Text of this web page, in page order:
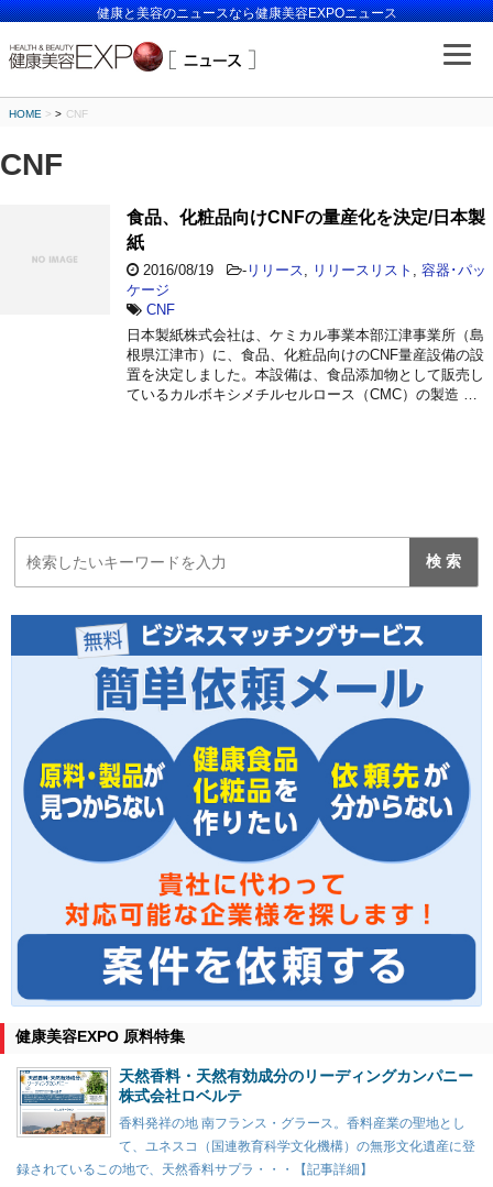
健康と美容のニュースなら健康美容EXPOニュース
HOME > CNF
CNF
食品、化粧品向けCNFの量産化を決定/日本製
紙
2016/08/19 - リリース リリースリスト
容器･パッ
ケージ
CNF
日本製紙株式会社は、ケミカル事業本部江津事業所（島
根県江津市）に、食品、化粧品向けのCNF量産設備の設
置を決定しました。本設備は、食品添加物として販売し
ているカルボキシメチルセルロース（CMC）の製造 …
健康美容EXPO 原料特集
天然香料・天然有効成分のリーディングカンパニー
株式会社ロベルテ
香料発祥の地 南フランス・グラース。香料産業の聖地とし
て、ユネスコ（国連教育科学文化機構）の無形文化遺産に登
録されているこの地で、天然香料サプラ・・・【記事詳細】